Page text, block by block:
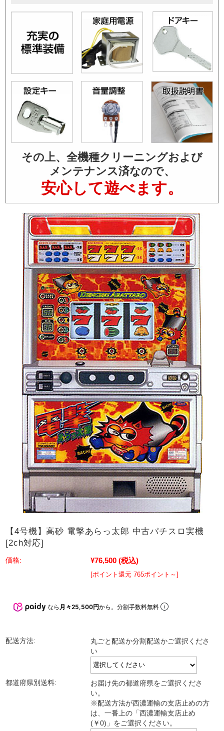
その上、全機種クリーニングおよび
メンテナンス済なので、
安心して遊べます。
【4号機】高砂 電撃あらっ太郎 中古パチスロ実機
[2ch対応]
価格: ¥76,500 (税込)
[ポイント還元 765ポイント～]
なら 月々25,500円から。分割手数料無料
配送方法:
丸ごと配送か分割配送かご選択くださ
い
都道府県別送料:
お届け先の都道府県をご選択くださ
い。
※配送方法が西濃運輸の支店止めの方
は、一番上の「西濃運輸支店止め
(￥0)」をご選択ください。